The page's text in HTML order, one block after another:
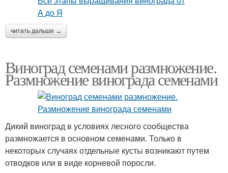
читать дальше →
Виноград семенами размножение.
Размножение винограда семенами
Дикий виноград в условиях лесного сообщества
размножается в основном семенами. Только в
некоторых случаях отдельные кусты возникают путем
отводков или в виде корневой поросли.